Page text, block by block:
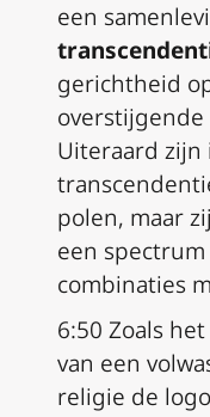
een
gerichtheid
Uiteraard
polen, maar
een
combinaties
6:50 Zoals
van een
religie de